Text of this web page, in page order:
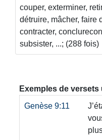
couper, exterminer,
détruire, mâcher, faire
contracter,
subsister, ...; (288 fois)
Exemples de
Genèse 9:11